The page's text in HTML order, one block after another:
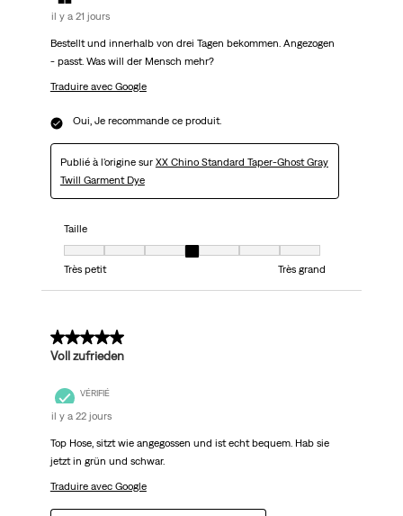
il y a 21 jours
Bestellt und innerhalb von drei Tagen bekommen. Angezogen
- passt. Was will der Mensch mehr?
Traduire avec Google
Oui, Je recommande ce produit.
Publié à l'origine sur XX Chino Standard Taper-Ghost Gray
Twill Garment Dye
Taille
Taille, 4 sur 7, où 1 est égal à Très petit et 7 est égal à Très grand
Très petit
Très grand
5 sur 5 étoiles.
Voll zufrieden
VÉRIFIÉ
il y a 22 jours
Top Hose, sitzt wie angegossen und ist echt bequem. Hab sie
jetzt in grün und schwar.
Traduire avec Google